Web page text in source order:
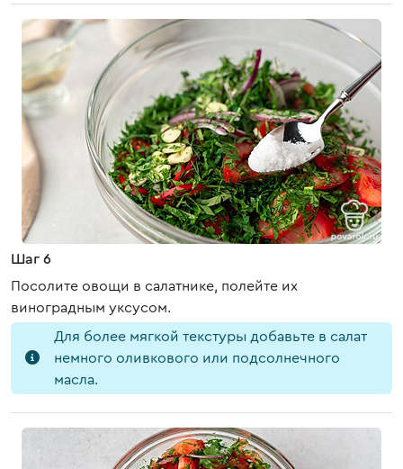
Шаг 6
Посолите овощи в салатнике, полейте их
виноградным уксусом.
Для более мягкой текстуры добавьте в салат
немного оливкового или подсолнечного
масла.